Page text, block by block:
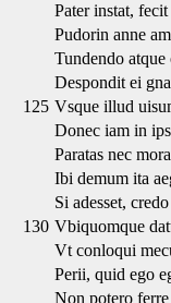
Pater instat,
Pudorin anne
Tundendo
Despondit ei
125 Vsque illud
Donec iam in
Paratas nec
Ibi demum ita
Si adesset,
130 Vbiquomque
Vt conloqui
Perii, quid ego
Non potero